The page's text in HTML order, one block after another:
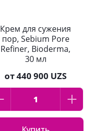
Крем для сужения
пор, Sebium Pore
Refiner, Bioderma,
30 мл
от440 900 UZS